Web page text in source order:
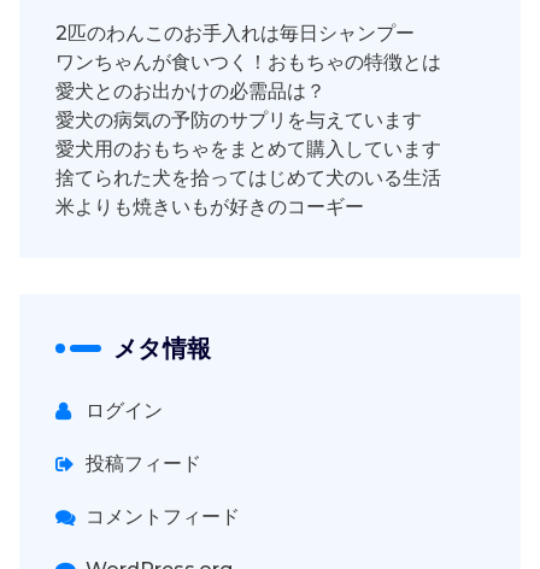
2匹のわんこのお手入れは毎日シャンプー
ワンちゃんが食いつく！おもちゃの特徴とは
愛犬とのお出かけの必需品は？
愛犬の病気の予防のサプリを与えています
愛犬用のおもちゃをまとめて購入しています
捨てられた犬を拾ってはじめて犬のいる生活
米よりも焼きいもが好きのコーギー
メタ情報
ログイン
投稿フィード
コメントフィード